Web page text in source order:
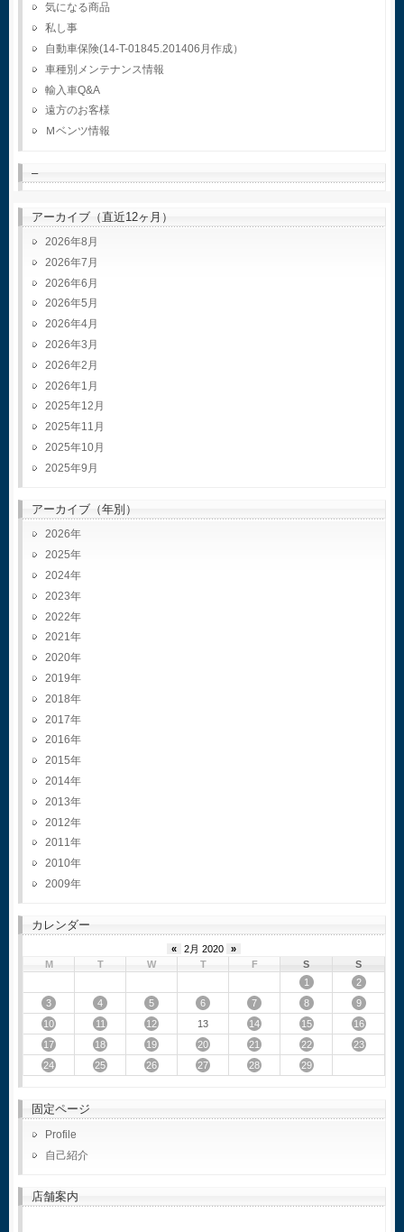
気になる商品
私し事
自動車保険(14-T-01845.201406月作成）
車種別メンテナンス情報
輸入車Q&A
遠方のお客様
Ｍベンツ情報
–
アーカイブ（直近12ヶ月）
2026年8月
2026年7月
2026年6月
2026年5月
2026年4月
2026年3月
2026年2月
2026年1月
2025年12月
2025年11月
2025年10月
2025年9月
アーカイブ（年別）
2026
2025
2024
2023
2022
2021
2020
2019
2018
2017
2016
2015
2014
2013
2012
2011
2010
2009
カレンダー
« 2月 2020
»
M
T W T F S
S
1
2
3
4 5 6 7 8
9
10
11 12 13 14 15
16
17
18 19 20 21 22
23
24
25 26 27 28 29
固定ページ
Profile
自己紹介
店舗案内